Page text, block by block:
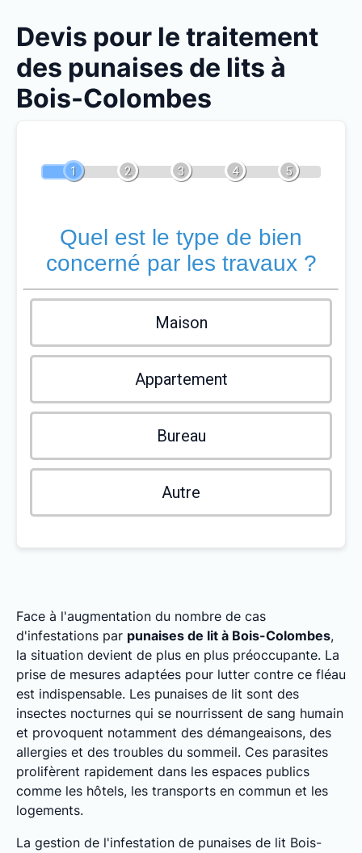
Devis pour le traitement
des punaises de lits à
Bois-Colombes
1 2 3 4 5
Quel est le type de bien
concerné par les travaux ?
Maison
Appartement
Bureau
Autre
Face à l'augmentation du nombre de cas
d'infestations par punaises de lit à Bois-Colombes,
la situation devient de plus en plus préoccupante. La
prise de mesures adaptées pour lutter contre ce fléau
est indispensable. Les punaises de lit sont des
insectes nocturnes qui se nourrissent de sang humain
et provoquent notamment des démangeaisons, des
allergies et des troubles du sommeil. Ces parasites
prolifèrent rapidement dans les espaces publics
comme les hôtels, les transports en commun et les
logements.
La gestion de l'infestation de punaises de lit Bois-